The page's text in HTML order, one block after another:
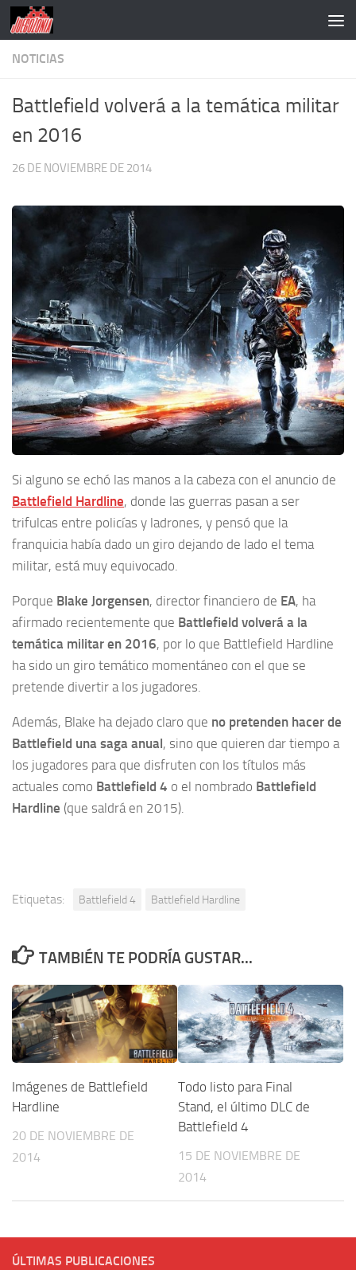
Saltar al contenido
NOTICIAS
Battlefield volverá a la temática militar
en 2016
26 DE NOVIEMBRE DE 2014
Si alguno se echó las manos a la cabeza con el anuncio de
Battlefield Hardline, donde las guerras pasan a ser
trifulcas entre policías y ladrones, y pensó que la
franquicia había dado un giro dejando de lado el tema
militar, está muy equivocado.
Porque Blake Jorgensen, director financiero de EA, ha
afirmado recientemente que Battlefield volverá a la
temática militar en 2016, por lo que Battlefield Hardline
ha sido un giro temático momentáneo con el que se
pretende divertir a los jugadores.
Además, Blake ha dejado claro que no pretenden hacer de
Battlefield una saga anual, sino que quieren dar tiempo a
los jugadores para que disfruten con los títulos más
actuales como Battlefield 4 o el nombrado Battlefield
Hardline (que saldrá en 2015).
Etiquetas: Battlefield 4 Battlefield Hardline
TAMBIÉN TE PODRÍA GUSTAR...
Imágenes de Battlefield
Hardline
20 DE NOVIEMBRE DE
2014
Todo listo para Final
Stand, el último DLC de
Battlefield 4
15 DE NOVIEMBRE DE
2014
ÚLTIMAS PUBLICACIONES